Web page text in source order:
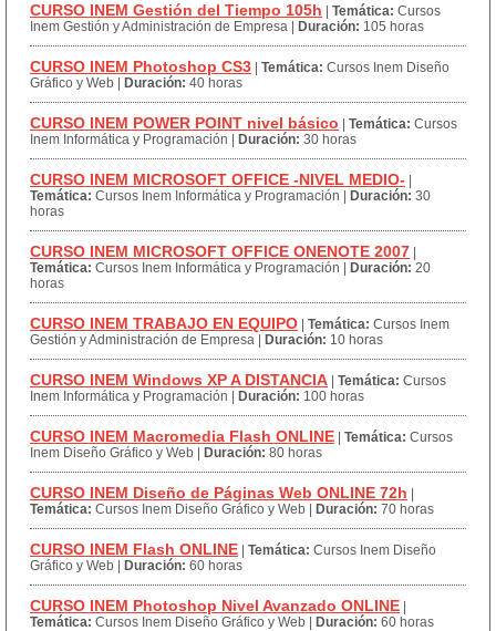
CURSO INEM Gestión del Tiempo 105h Temática: Cursos
Inem Gestión y Administración de Empresa
Duración: 105 horas
CURSO INEM Photoshop CS3 Temática: Cursos Inem Diseño
Gráfico y Web
Duración: 40 horas
CURSO INEM POWER POINT nivel básico Temática: Cursos
Inem Informática y Programación
Duración: 30 horas
CURSO INEM MICROSOFT OFFICE -NIVEL MEDIO-
Temática: Cursos Inem Informática y Programación Duración: 30
horas
CURSO INEM MICROSOFT OFFICE ONENOTE 2007
Temática: Cursos Inem Informática y Programación Duración: 20
horas
CURSO INEM TRABAJO EN EQUIPO Temática: Cursos Inem
Gestión y Administración de Empresa
Duración: 10 horas
CURSO INEM Windows XP A DISTANCIA Temática: Cursos
Inem Informática y Programación
Duración: 100 horas
CURSO INEM Macromedia Flash ONLINE Temática: Cursos
Inem Diseño Gráfico y Web
Duración: 80 horas
CURSO INEM Diseño de Páginas Web ONLINE 72h
Temática: Cursos Inem Diseño Gráfico y Web Duración: 70 horas
CURSO INEM Flash ONLINE Temática: Cursos Inem Diseño
Gráfico y Web
Duración: 60 horas
CURSO INEM Photoshop Nivel Avanzado ONLINE
Temática: Cursos Inem Diseño Gráfico y Web Duración: 60 horas